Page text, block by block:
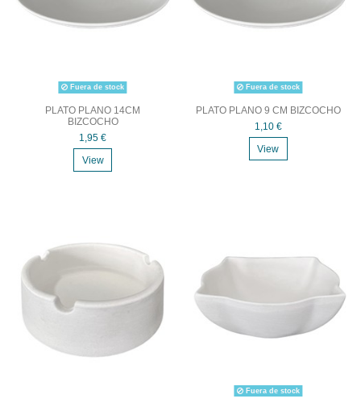
Fuera de stock
PLATO PLANO 14CM
BIZCOCHO
1,95 €
View
Fuera de stock
PLATO PLANO 9 CM BIZCOCHO
1,10 €
View
Fuera de stock